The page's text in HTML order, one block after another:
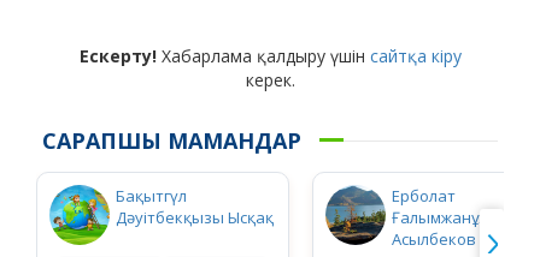
Ескерту!Хабарлама қалдыру үшін сайтқа кіру
керек.
САРАПШЫ МАМАНДАР
Бақытгүл
Дәуітбекқызы Ысқақ
Ерболат
Ғалымжанұлы
Асылбеков